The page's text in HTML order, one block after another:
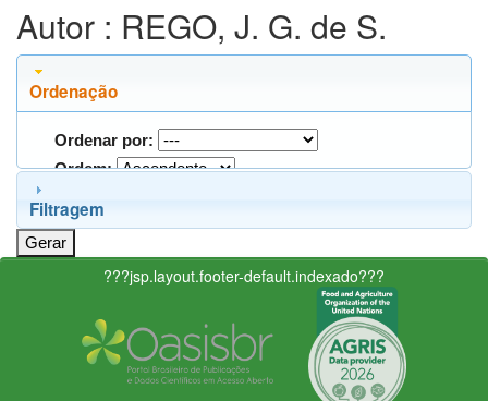
Autor : REGO, J. G. de S.
Ordenação
Ordenar por:
Ordem:
Filtragem
???jsp.layout.footer-default.indexado???